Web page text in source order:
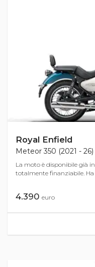
Royal Enfield
Meteor 350 (2021 - 26)
La moto è disponibile già
totalmente finanziabile. Ha
4.390 euro